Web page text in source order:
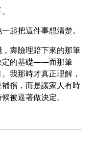
起把這件事想清楚。
壽險理賠下來的那筆
定的基礎——而那筆
我那時才真正理解，
償，而是讓家人有時
被逼著做決定。